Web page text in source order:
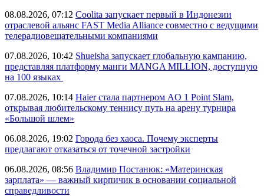
08.08.2026, 07:12 Coolita запускает первый в Индонезии
отраслевой альянс FAST Media Alliance совместно с ведущими
телерадиовещательными компаниями
07.08.2026, 10:42 Shueisha запускает глобальную кампанию,
представляя платформу манги MANGA MILLION, доступную
на 100 языках
07.08.2026, 10:14 Haier стала партнером AO 1 Point Slam,
открывая любительскому теннису путь на арену турнира
«Большой шлем»
06.08.2026, 19:02 Города без хаоса. Почему эксперты
предлагают отказаться от точечной застройки
06.08.2026, 08:56 Владимир Постанюк: «Материнская
зарплата» — важный кирпичик в основании социальной
справедливости